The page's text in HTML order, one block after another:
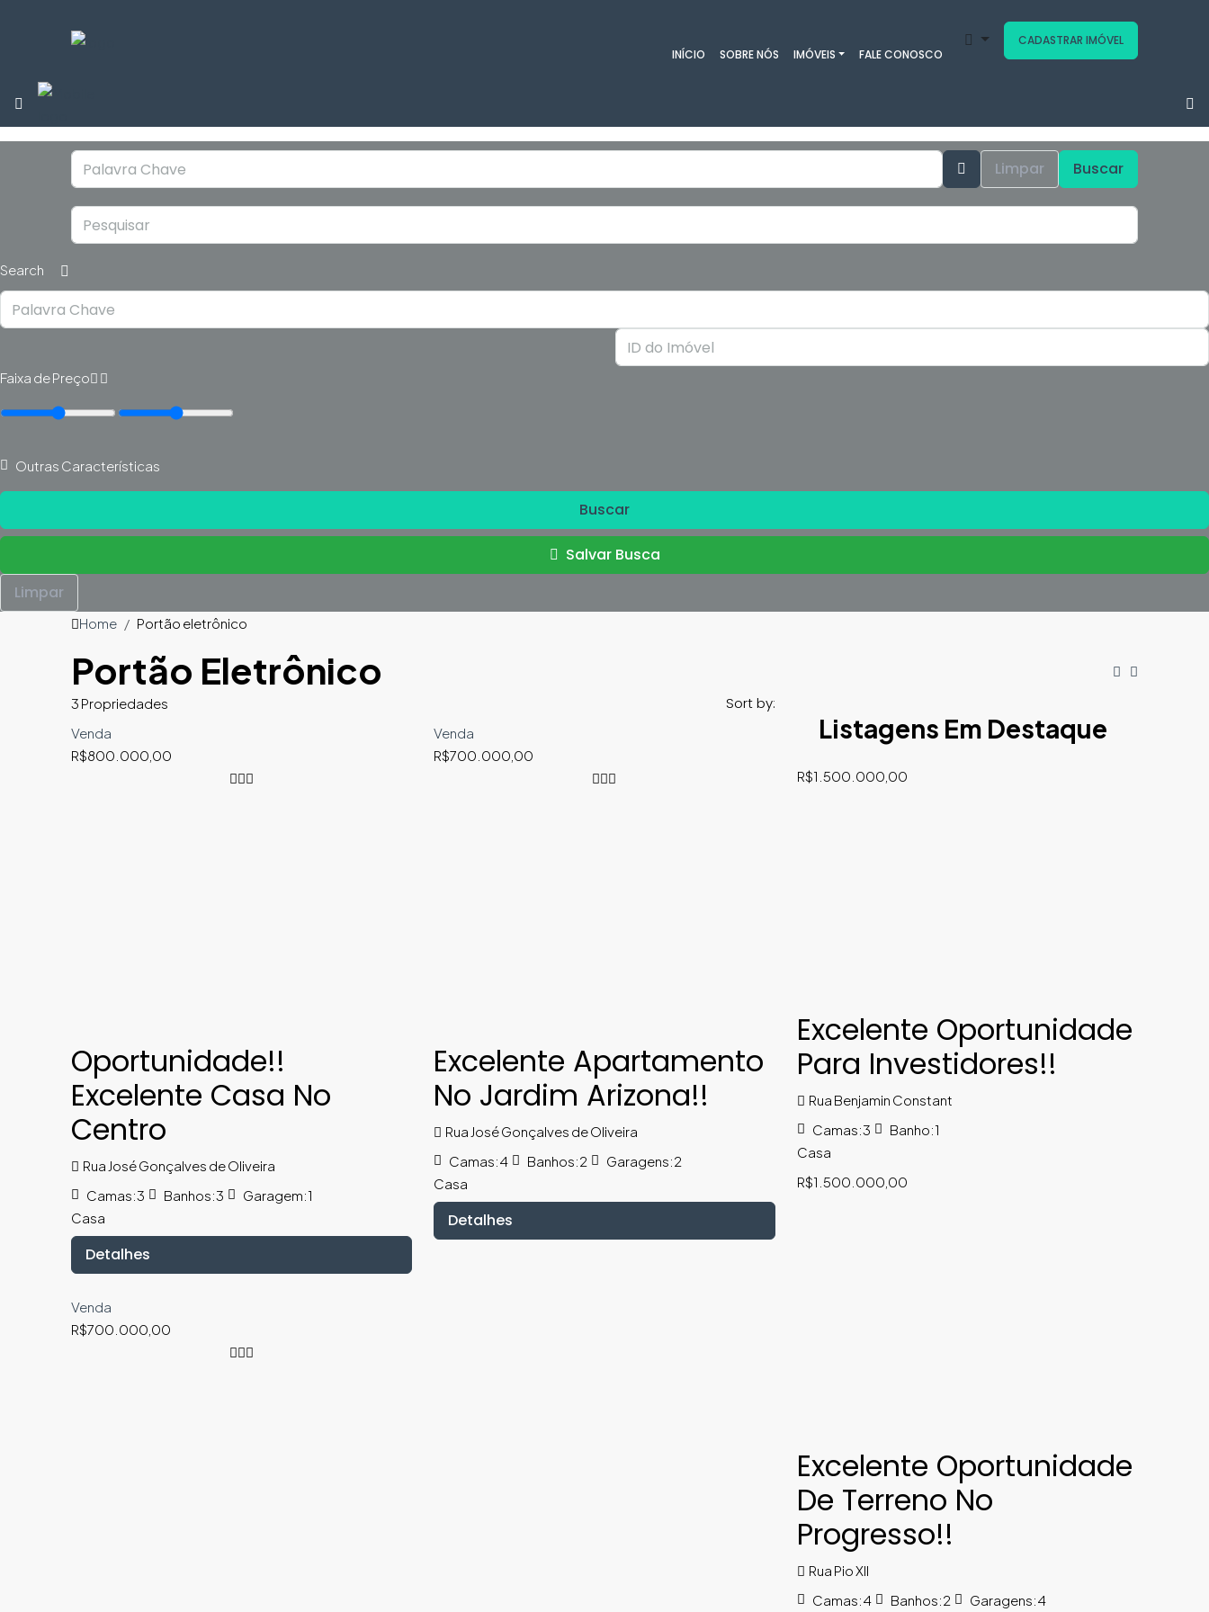
INÍCIO SOBRE NÓS IMÓVEIS FALE CONOSCO
CADASTRAR IMÓVEL
Limpar Buscar
Search
Faixa de Preço
Outras Características
Buscar
Salvar Busca
Limpar
Home Portão eletrônico
Portão Eletrônico
3 Propriedades Sort by:
Venda
R$800.000,00
Oportunidade!!
Excelente Casa No
Centro
Rua José Gonçalves de Oliveira
Camas:3 Banhos:3 Garagem:1
Casa
Detalhes
Venda
R$700.000,00
Excelente Apartamento
No Jardim Arizona!!
Rua José Gonçalves de Oliveira
Camas:4 Banhos:2 Garagens:2
Casa
Detalhes
Venda
R$700.000,00
Listagens Em Destaque
R$1.500.000,00
Excelente Oportunidade
Para Investidores!!
Rua Benjamin Constant
Camas:3 Banho:1
Casa
R$1.500.000,00
Excelente Oportunidade
De Terreno No
Progresso!!
Rua Pio XII
Camas:4 Banhos:2 Garagens:4